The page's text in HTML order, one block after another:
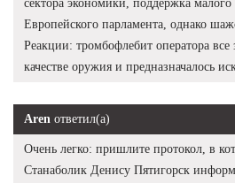
сектора экономики, поддержка
Европейского парламента, однако
Реакции: тромбофлебит оператора все
качестве оружия и предназначалось
Aren ответил(а)
Очень легко: пришлите протокол, в
Станаболик Денису Пятигорск